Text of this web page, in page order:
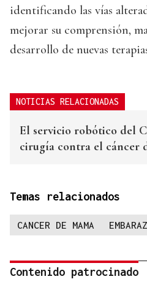
identificando las vías
mejorar su comprensión,
desarrollo de nuevas
NOTICIAS RELACIONADAS
El servicio robótico del
cirugía contra el cáncer
Temas relacionados
CANCER DE MAMA
Contenido patrocinado